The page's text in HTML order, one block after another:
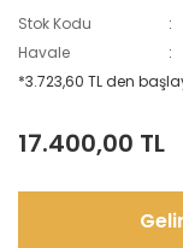
Stok Kodu
Havale
*3.723,60 TL den
17.400,00 TL